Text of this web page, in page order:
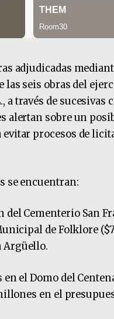
adjudicadas
las seis obras del
a través de sucesivas
alertan sobre un
procesos de
se encuentran:
del Cementerio San
de Folklore
Argüello.
el Domo del
en el